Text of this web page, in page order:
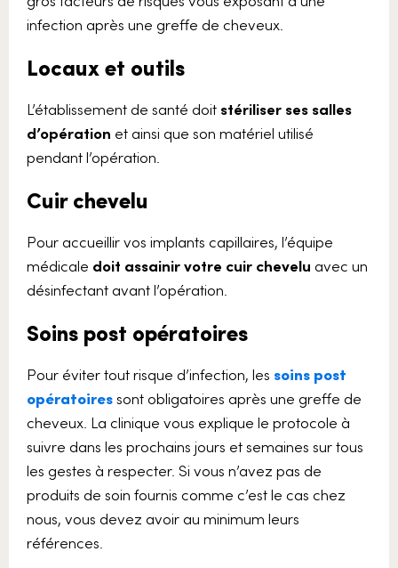
infection après une greffe de cheveux.
Locaux et outils
L’établissement de santé doit stériliser ses salles
d’opération et ainsi que son matériel utilisé
pendant l’opération.
Cuir chevelu
Pour accueillir vos implants capillaires, l’équipe
médicale doit assainir votre cuir chevelu avec un
désinfectant avant l’opération.
Soins post opératoires
Pour éviter tout risque d’infection, les soins post
opératoiressont obligatoires après une greffe de
cheveux. La clinique vous explique le protocole à
suivre dans les prochains jours et semaines sur tous
les gestes à respecter. Si vous n’avez pas de
produits de soin fournis comme c’est le cas chez
nous, vous devez avoir au minimum leurs
références.